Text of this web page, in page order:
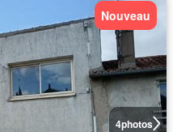
4photos
Nouveau